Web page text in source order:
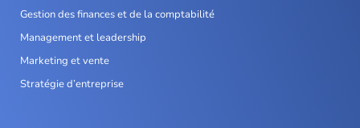
Gestion des finances et de la comptabilité
Management et leadership
Marketing et vente
Stratégie d’entreprise